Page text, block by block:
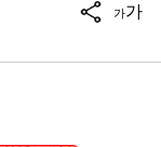
가가